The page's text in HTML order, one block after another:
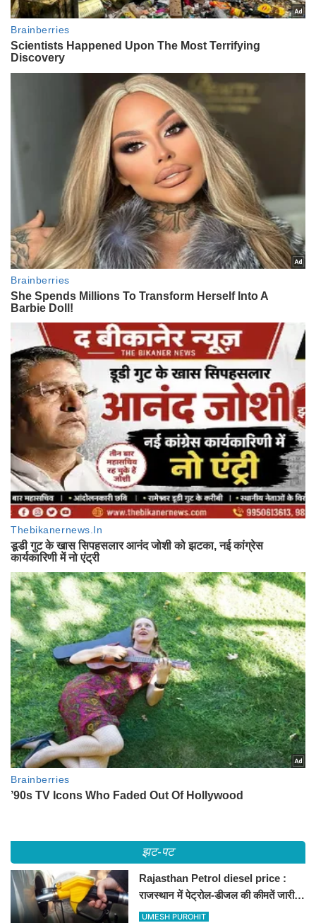
झट-पट
Rajasthan Petrol diesel price :
राजस्थान में पेट्रोल-डीजल की कीमतें जारी,
जानिए बीकानेर समेत पुरे प्रदेश में नए रेट
UMESH PUROHIT